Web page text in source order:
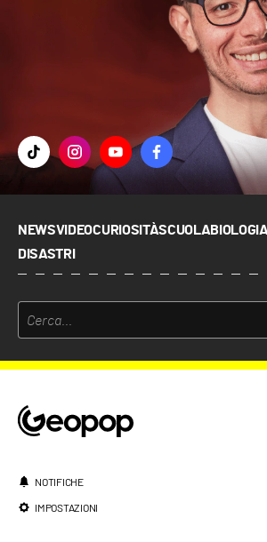
NEWSVIDEOCURIOSITÀSCUOLABIOLOGIA
DISASTRI
NOTIFICHE
IMPOSTAZIONI